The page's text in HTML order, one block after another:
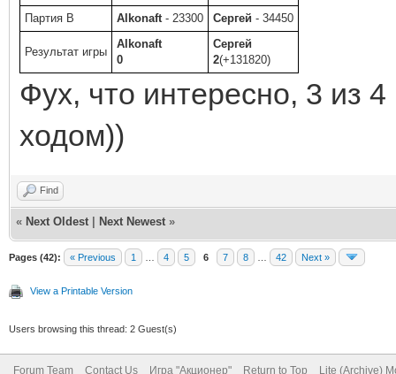
Партия B
Alkonaft - 23300 Сергей - 34450
Результат игры
Alkonaft
0
Сергей
2(+131820)
Фух, что интересно, 3 из
ходом))
Find
« Next Oldest Next Newest »
Pages (42): « Previous 1 4 5 6 7 8 42 Next »
View a Printable Version
Users browsing this thread: 2 Guest(s)
Forum Team Contact Us Игра "Акционер" Return to Top Lite (Archive)